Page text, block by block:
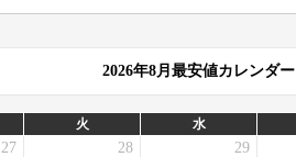
2026年8月最安値カレンダー
火 水
27 28 29